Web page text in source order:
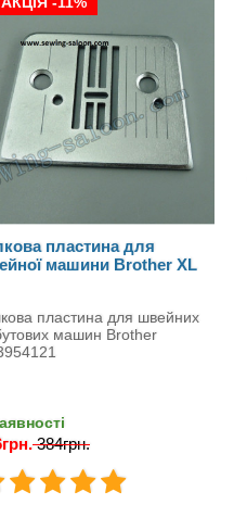
пластина для
машини Brother XL
пластина для швейних
машин Brother
384грн.